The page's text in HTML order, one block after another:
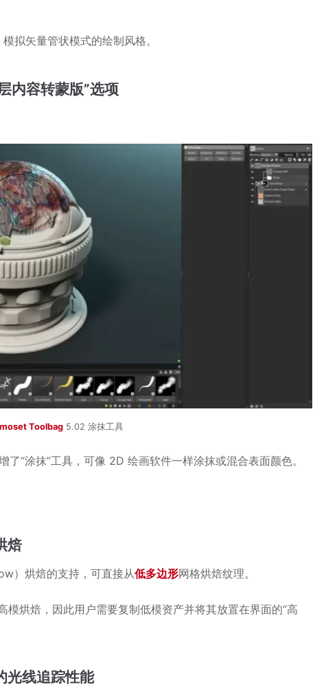
拟矢量管状模式的绘制风格。
内容转蒙版”选项
Toolbag5.02 涂抹工具
“涂抹”工具，可像 2D 绘画软件一样涂抹或混合表面颜色。
焙
）烘焙的支持，可直接从低多边形网格烘焙纹理。
烘焙，因此用户需要复制低模资产并将其放置在界面的“高
光线追踪性能